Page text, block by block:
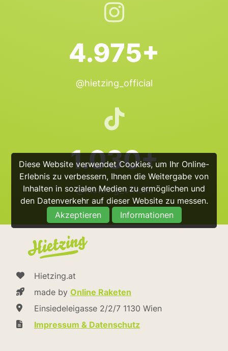
Diese Website verwendet Cookies, um Ihr Online-
Erlebnis zu verbessern, Ihnen die Weitergabe von
Inhalten in sozialen Medien zu ermöglichen und
den Datenverkehr auf dieser Website zu messen.
Akzeptieren
Informationen
4.975+
@hietzing_official
1.030+
@hietzing_official
Hietzing.at
made by Online Raketen
Einsiedeleigasse 2/2/7 1130 Wien
Impressum & Datenschutz